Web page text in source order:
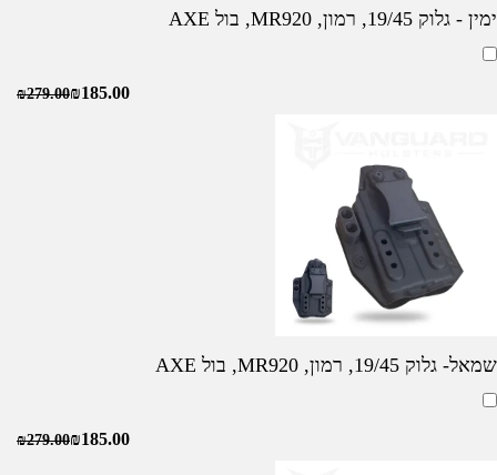
ימין - גלוק 19/45, רמון, MR920, בול AXE
₪279.00₪185.00
שמאל- גלוק 19/45, רמון, MR920, בול AXE
₪279.00₪185.00